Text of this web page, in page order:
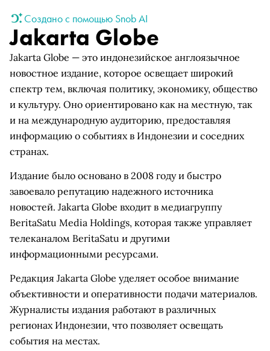
Создано с помощью Snob AI
Jakarta Globe
Jakarta Globe — это индонезийское англоязычное
новостное издание, которое освещает широкий
спектр тем, включая политику, экономику, общество
и культуру. Оно ориентировано как на местную, так
и на международную аудиторию, предоставляя
информацию о событиях в Индонезии и соседних
странах.
Издание было основано в 2008 году и быстро
завоевало репутацию надежного источника
новостей. Jakarta Globe входит в медиагруппу
BeritaSatu Media Holdings, которая также управляет
телеканалом BeritaSatu и другими
информационными ресурсами.
Редакция Jakarta Globe уделяет особое внимание
объективности и оперативности подачи материалов.
Журналисты издания работают в различных
регионах Индонезии, что позволяет освещать
события на местах.